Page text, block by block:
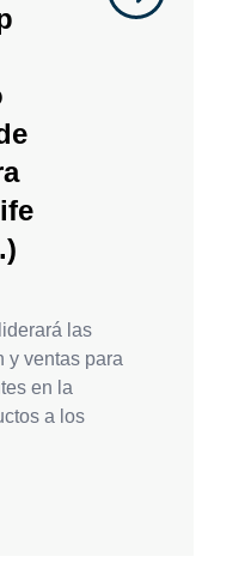
las
y ventas para
en la
a los